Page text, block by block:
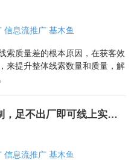
信息流推广 基木鱼
索质量差的根本原因，在获客效
来提升整体线索数量和质量，解
疫情期间突破地域、时间限制，足不出厂即可线上实地展示厂家实力，表现不俗
信息流推广 基木鱼